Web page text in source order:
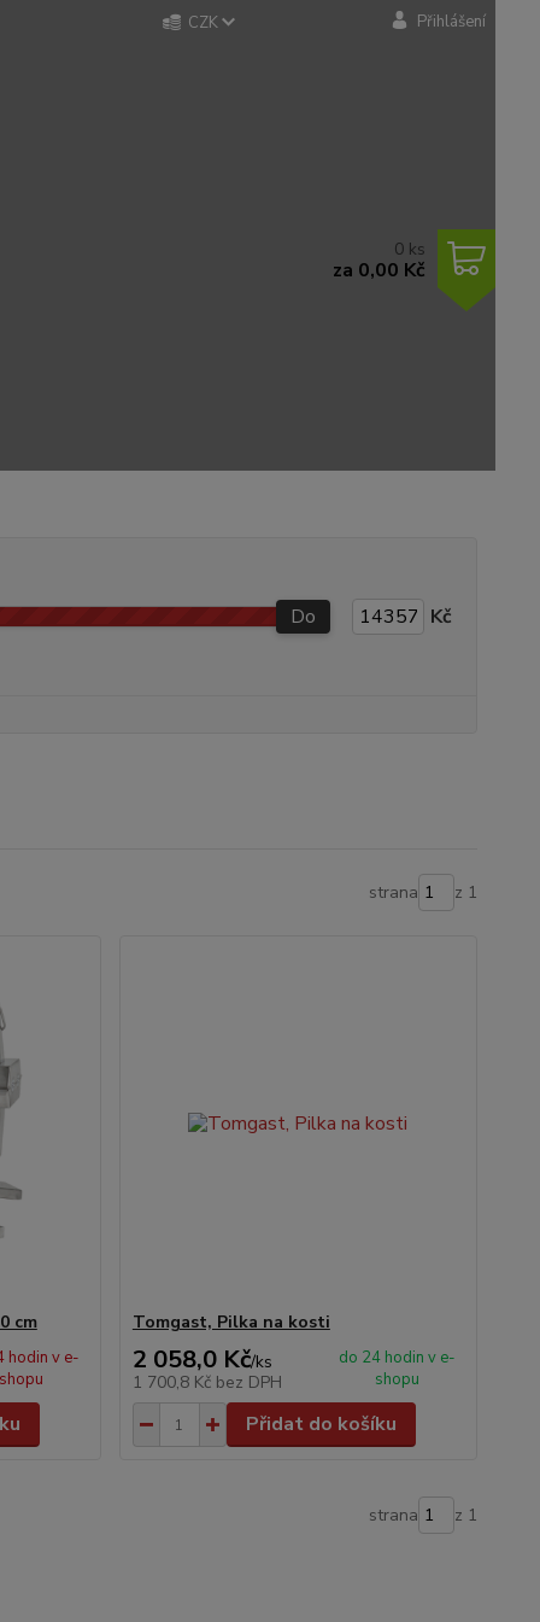
CZK Přihlášení
0 ks
za 0,00 Kč
Do Kč
strana z 1
cm
hodin v e-
shopu
Tomgast, Pilka na kosti
2 058,0 Kč/ks
1 700,8 Kč bez DPH
do 24 hodin v e-
shopu
Přidat do košíku
strana z 1